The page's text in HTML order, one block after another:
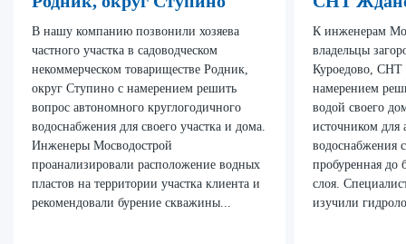
В нашу компанию позвонили хозяева
частного участка в садоводческом
некоммерческом товариществе Родник,
округ Ступино с намерением решить
вопрос автономного круглогодичного
водоснабжения для своего участка и дома.
Инженеры Мосводострой
проанализировали расположение водных
пластов на территории участка клиента и
рекомендовали бурение скважины...
К инженерам
владельцы
Куроедово,
намерением
водой своего
источником для
водоснабжения
пробуренная до
слоя.
изучили